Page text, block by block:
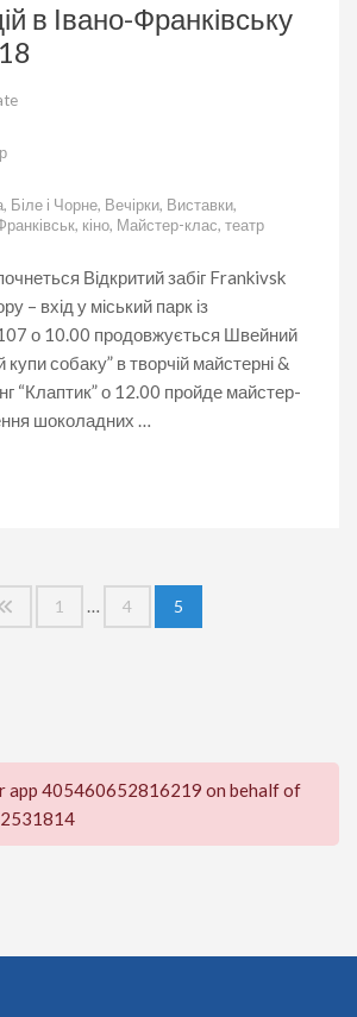
в Івано-Франківську
, Біле і Чорне, Вечірки, Виставки,
, кіно, Майстер-клас, театр
Відкритий забіг Frankivsk
– вхід у міський парк із
о 10.00 продовжується Швейний
собаку” в творчій майстерні &
“Клаптик” о 12.00 пройде майстер-
шоколадних …
1 … 4 5
app 405460652816219 on behalf of